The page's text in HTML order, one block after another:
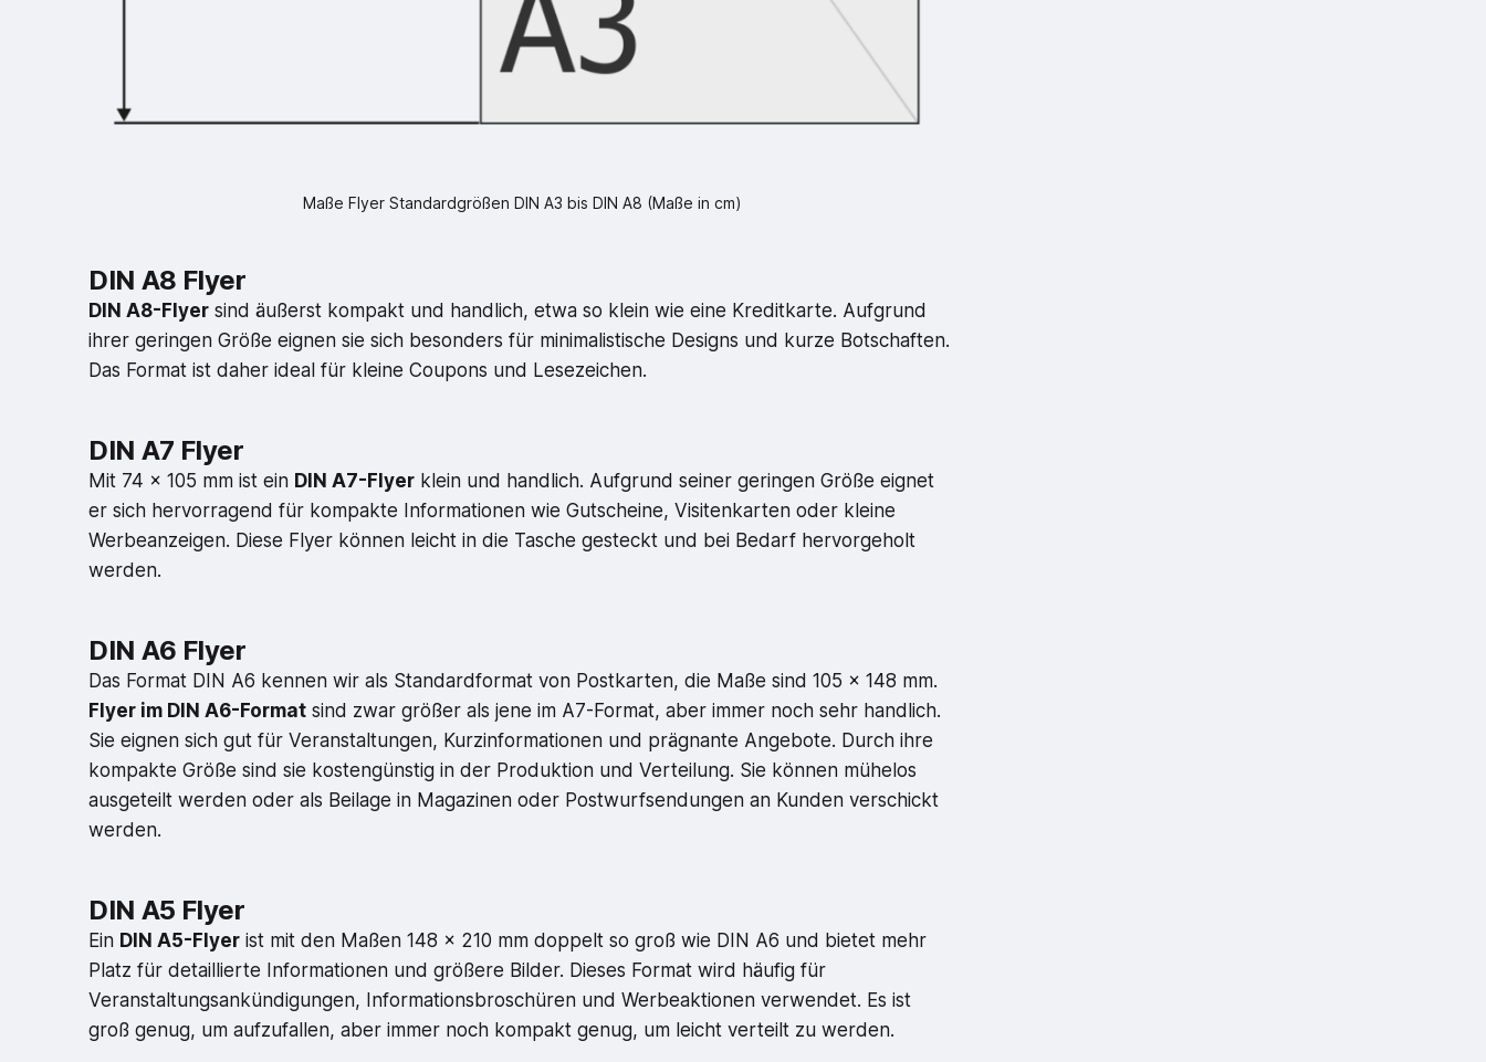
Maße Flyer Standardgrößen DIN A3 bis DIN A8 (Maße in cm)
DIN A8 Flyer
DIN A8-Flyer sind äußerst kompakt und handlich, etwa so klein wie eine Kreditkarte. Aufgrund
ihrer geringen Größe eignen sie sich besonders für minimalistische Designs und kurze Botschaften.
Das Format ist daher ideal für kleine Coupons und Lesezeichen.
DIN A7 Flyer
Mit 74 x 105 mm ist ein DIN A7-Flyer klein und handlich. Aufgrund seiner geringen Größe eignet
er sich hervorragend für kompakte Informationen wie Gutscheine, Visitenkarten oder kleine
Werbeanzeigen. Diese Flyer können leicht in die Tasche gesteckt und bei Bedarf hervorgeholt
werden.
DIN A6 Flyer
Das Format DIN A6 kennen wir als Standardformat von Postkarten, die Maße sind 105 x 148 mm.
Flyer im DIN A6-Format sind zwar größer als jene im A7-Format, aber immer noch sehr handlich.
Sie eignen sich gut für Veranstaltungen, Kurzinformationen und prägnante Angebote. Durch ihre
kompakte Größe sind sie kostengünstig in der Produktion und Verteilung. Sie können mühelos
ausgeteilt werden oder als Beilage in Magazinen oder Postwurfsendungen an Kunden verschickt
werden.
DIN A5 Flyer
Ein DIN A5-Flyer ist mit den Maßen 148 x 210 mm doppelt so groß wie DIN A6 und bietet mehr
Platz für detaillierte Informationen und größere Bilder. Dieses Format wird häufig für
Veranstaltungsankündigungen, Informationsbroschüren und Werbeaktionen verwendet. Es ist
groß genug, um aufzufallen, aber immer noch kompakt genug, um leicht verteilt zu werden.